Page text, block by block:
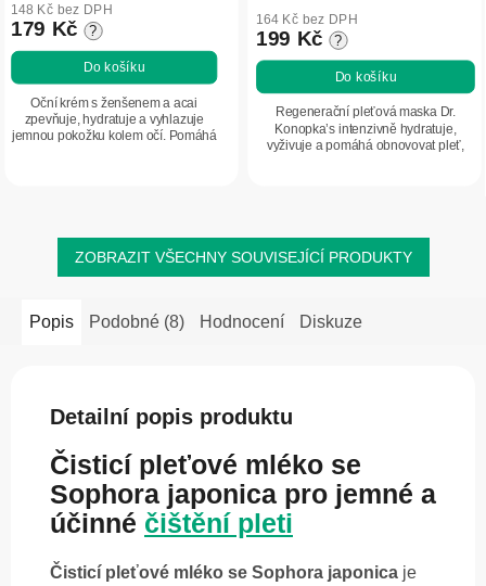
148 Kč bez DPH
179 Kč ?
Do košíku
Oční krém s ženšenem a acai
zpevňuje, hydratuje a vyhlazuje
jemnou pokožku kolem očí. Pomáhá
164 Kč bez DPH
199 Kč ?
Do košíku
Regenerační pleťová maska Dr.
Konopka’s intenzivně hydratuje,
vyživuje a pomáhá obnovovat pleť,
ZOBRAZIT VŠECHNY SOUVISEJÍCÍ PRODUKTY
Popis Podobné (8) Hodnocení Diskuze
Detailní popis produktu
Čisticí pleťové mléko se
Sophora japonica pro jemné a
účinné čištění pleti
Čisticí pleťové mléko se Sophora japonica je